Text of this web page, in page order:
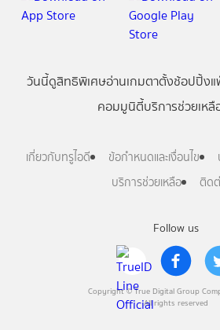
Follow us
Copyright © True Digital Group
All rights reserved
วันนี้ดูสิทธิพิเศษอ่านเกมตาตั้งช้อปปิ้ง
คอมมูนิตี้บริการช่วยเหลื
เกี่ยวกับทรูไอดี ข้อกำหนดและเงื่อนไข
บริการช่วยเหลือ
ติดต่